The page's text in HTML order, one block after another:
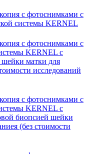
с фотоснимками с
системы KERNEL
с фотоснимками с
KERNEL с
матки для
исследований
с фотоснимками с
KERNEL с
биопсией шейки
(без стоимости